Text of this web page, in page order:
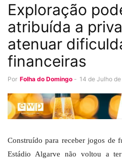
Exploração
atribuída a
atenuar
financeiras
Por Folha do Domingo - 14 de Julho
Construído para receber jogos de
Estádio Algarve não voltou a